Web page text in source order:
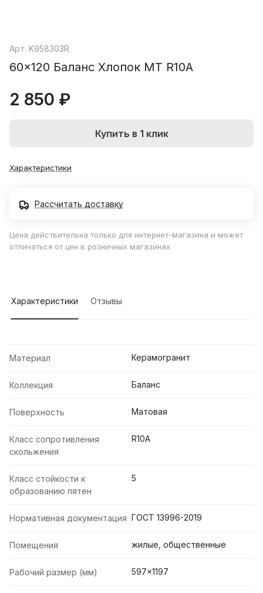
Арт. K958303R
60x120 Баланс Хлопок МТ R10A
2 850 ₽
Купить в 1 клик
Характеристики
Рассчитать доставку
Цена действительна только для интернет-магазина и может
отличаться от цен в розничных магазинах
Характеристики Отзывы
Материал Керамогранит
Коллекция Баланс
Поверхность Матовая
Класс сопротивления
скольжения
R10A
Класс стойкости к
образованию пятен
5
Нормативная документация ГОСТ 13996-2019
Помещения жилые, общественные
Рабочий размер (мм) 597x1197